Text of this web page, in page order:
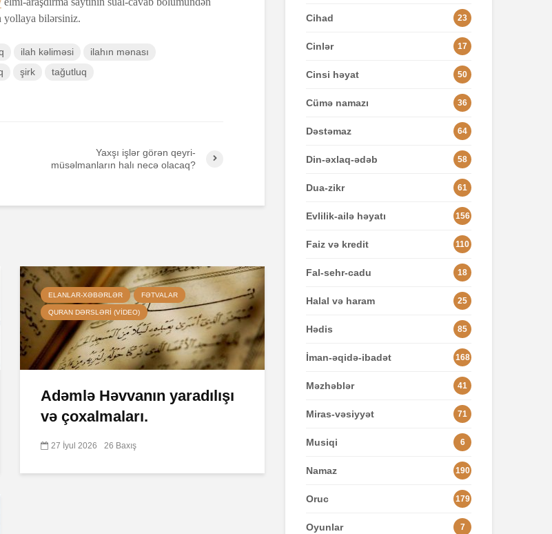
yollaya bilərsiniz.
ilah kəliməsi
ilahın mənası
şirk tağutluq
Yaxşı işlər görən qeyri-
müsəlmanların halı necə olacaq?
ELANLAR-XƏBƏRLƏR FƏTVALAR
QURAN DƏRSLƏRI (VIDEO)
Adəmlə Həvvanın yaradılışı
və çoxalmaları.
27 İyul 2026 26 Baxış
Cihad 23
Cinlər 17
Cinsi həyat 50
Cümə namazı 36
Dəstəmaz 64
Din-əxlaq-ədəb 58
Dua-zikr 61
Evlilik-ailə həyatı 156
Faiz və kredit 110
Fal-sehr-cadu 18
Halal və haram 25
Hədis 85
İman-əqidə-ibadət 168
Məzhəblər 41
Miras-vəsiyyət 71
Musiqi 6
Namaz 190
Oruc 179
Oyunlar 7